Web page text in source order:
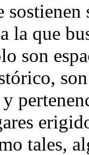
la que
son
tales,